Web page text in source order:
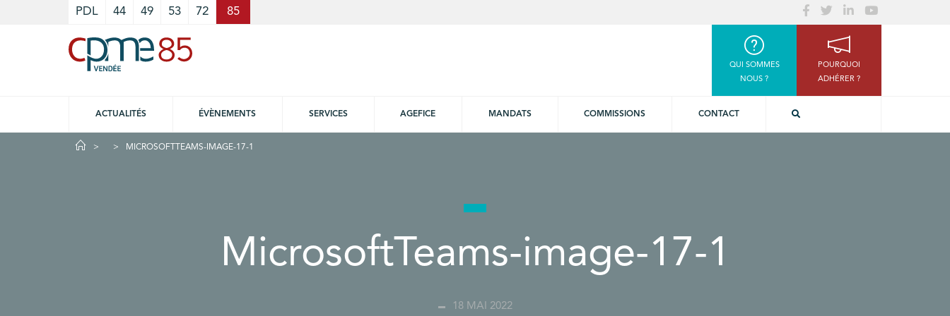
PDL 44 49 53 72 85
QUI SOMMES
NOUS ?
POURQUOI
ADHÉRER ?
ACTUALITÉS ÉVÈNEMENTS SERVICES AGEFICE MANDATS COMMISSIONS CONTACT
MICROSOFTTEAMS-IMAGE-17-1
MicrosoftTeams-image-17-1
18 MAI 2022
Cookies management panel